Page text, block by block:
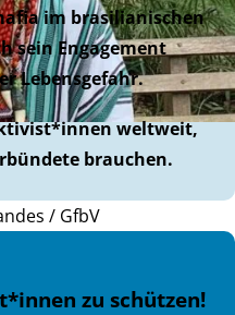
im brasilianischen
sein Engagement
Lebensgefahr.
weltweit,
brauchen.
/ GfbV
zu schützen!